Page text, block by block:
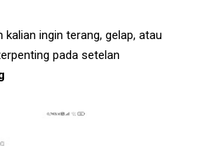
ingin terang, gelap, atau
pada setelan